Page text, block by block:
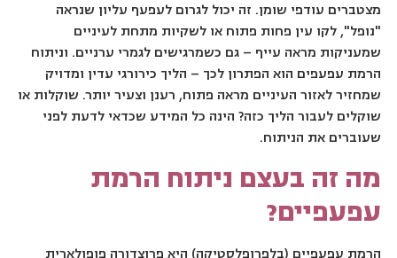
מצטברים עודפי שומן. זה יכול לגרום לעפעף עליון שנראה
"נופל", לקו עין פחות פתוח או לשקיות מתחת לעיניים
שמעניקות מראה עייף – גם כשמרגישים לגמרי ערניים. וניתוח
הרמת עפעפים הוא הפתרון לכך – הליך כירורגי עדין ומדויק
שמחזיר לאזור העיניים מראה פתוח, רענן וצעיר יותר. שוקלות או
שוקלים לעבור הליך כזה? הינה כל המידע שכדאי לדעת לפני
שעוברים את הניתוח.
מה זה בעצם ניתוח הרמת
עפעפיים?
הרמת עפעפיים (בלפרופלסטיקה) היא פרוצדורה פופולארית